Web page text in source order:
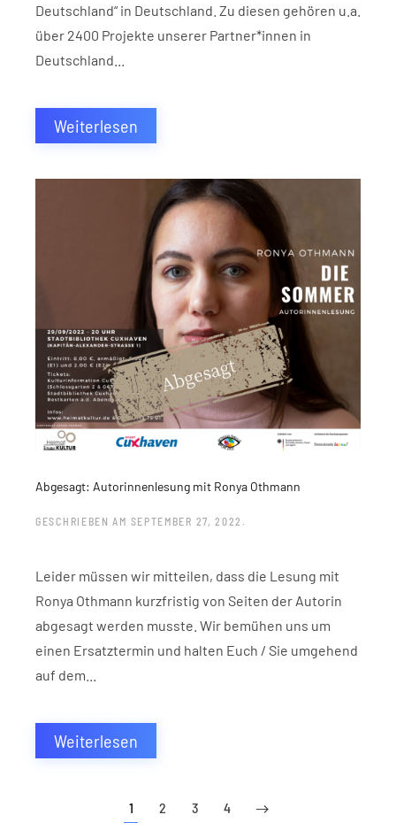
Deutschland“ in Deutschland. Zu diesen gehören u.a.
über 2400 Projekte unserer Partner*innen in
Deutschland...
Weiterlesen
Abgesagt: Autorinnenlesung mit Ronya Othmann
GESCHRIEBEN AM SEPTEMBER 27, 2022 .
Leider müssen wir mitteilen, dass die Lesung mit
Ronya Othmann kurzfristig von Seiten der Autorin
abgesagt werden musste. Wir bemühen uns um
einen Ersatztermin und halten Euch / Sie umgehend
auf dem...
Weiterlesen
1 2 3 4